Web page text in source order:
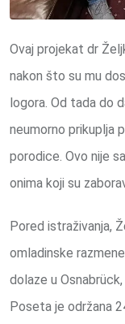
Ovaj projekat dr
nakon što su mu
logora. Od tada do
neumorno prikuplja
porodice. Ovo nije
onima koji su
Pored istraživanja,
omladinske
dolaze u
Poseta je održana